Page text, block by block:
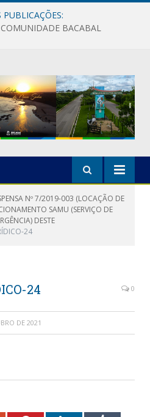
BACABAL
Nº 7/2019-003 (LOCAÇÃO DE
SAMU (SERVIÇO DE
DESTE
24
24 0
DE 2021